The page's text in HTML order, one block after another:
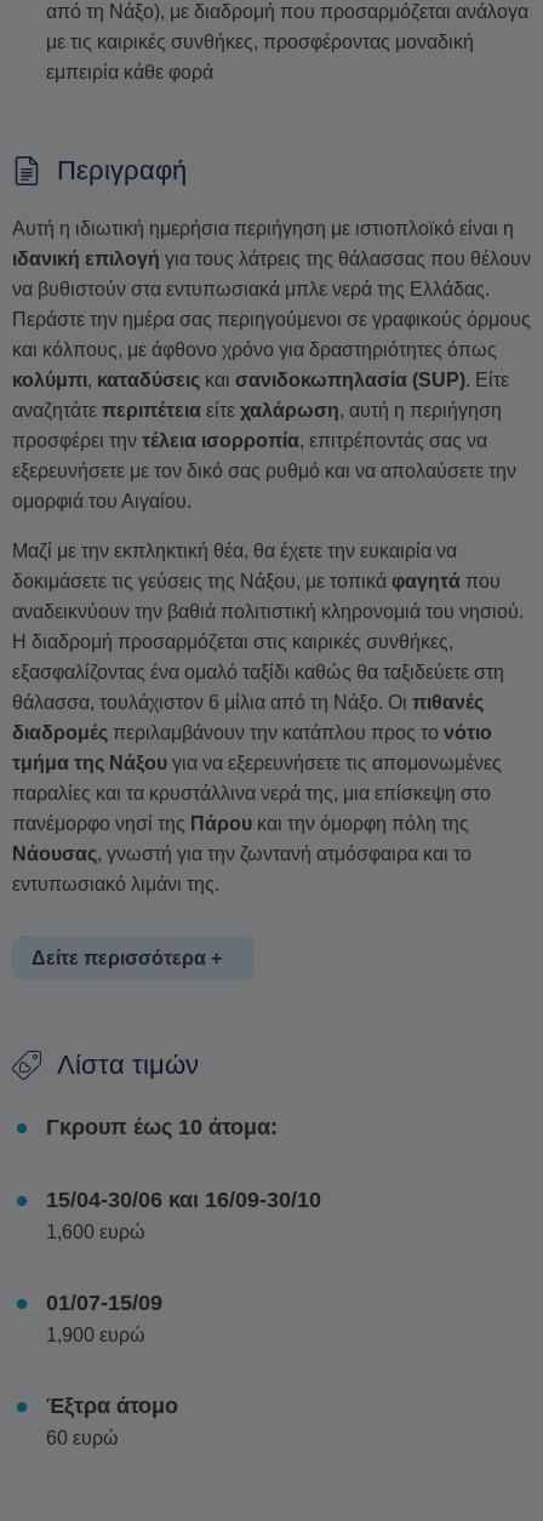
από τη Νάξο), με διαδρομή που προσαρμόζεται ανάλογα
με τις καιρικές συνθήκες, προσφέροντας μοναδική
εμπειρία κάθε φορά
Περιγραφή
Αυτή η ιδιωτική ημερήσια περιήγηση με ιστιοπλοϊκό είναι η
ιδανική επιλογή για τους λάτρεις της θάλασσας που θέλουν
να βυθιστούν στα εντυπωσιακά μπλε νερά της Ελλάδας.
Περάστε την ημέρα σας περιηγούμενοι σε γραφικούς όρμους
και κόλπους, με άφθονο χρόνο για δραστηριότητες όπως
κολύμπι, καταδύσεις και σανιδοκωπηλασία (SUP). Είτε
αναζητάτε περιπέτεια είτε χαλάρωση, αυτή η περιήγηση
προσφέρει την τέλεια ισορροπία, επιτρέποντάς σας να
εξερευνήσετε με τον δικό σας ρυθμό και να απολαύσετε την
ομορφιά του Αιγαίου.
Μαζί με την εκπληκτική θέα, θα έχετε την ευκαιρία να
δοκιμάσετε τις γεύσεις της Νάξου, με τοπικά φαγητά που
αναδεικνύουν την βαθιά πολιτιστική κληρονομιά του νησιού.
Η διαδρομή προσαρμόζεται στις καιρικές συνθήκες,
εξασφαλίζοντας ένα ομαλό ταξίδι καθώς θα ταξιδεύετε στη
θάλασσα, τουλάχιστον 6 μίλια από τη Νάξο. Οι πιθανές
διαδρομές περιλαμβάνουν την κατάπλου προς το νότιο
τμήμα της Νάξου για να εξερευνήσετε τις απομονωμένες
παραλίες και τα κρυστάλλινα νερά της, μια επίσκεψη στο
πανέμορφο νησί της Πάρου και την όμορφη πόλη της
Νάουσας, γνωστή για την ζωντανή ατμόσφαιρα και το
εντυπωσιακό λιμάνι της.
Δείτε περισσότερα +
αξέχαστη ημέρα εξερεύνησης
Λίστα τιμών
Γκρουπ έως 10 άτομα:
15/04-30/06 και 16/09-30/10
1,600 ευρώ
01/07-15/09
1,900 ευρώ
Έξτρα άτομο
60 ευρώ